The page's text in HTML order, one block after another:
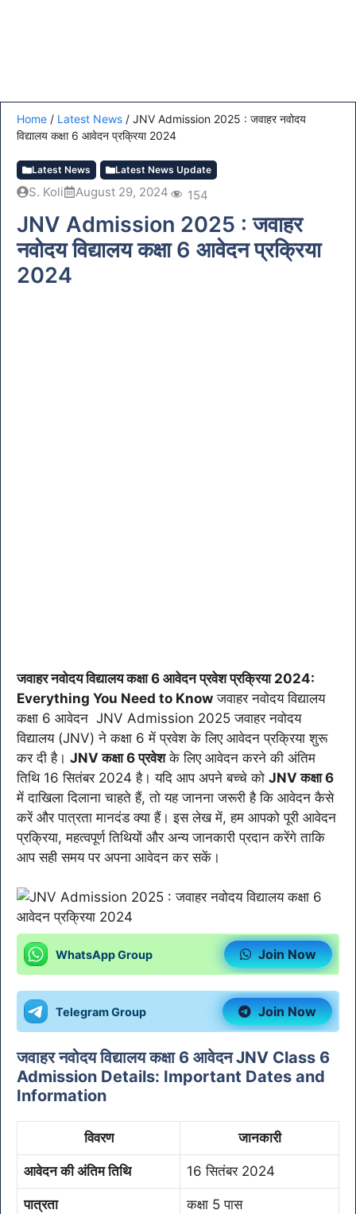
Home / Latest News / JNV Admission 2025 : जवाहर नवोदय
विद्यालय कक्षा 6 आवेदन प्रक्रिया 2024
Latest News Latest News Update
S. Koli August 29, 2024 154
JNV Admission 2025 : जवाहर
नवोदय विद्यालय कक्षा 6 आवेदन प्रक्रिया
2024
जवाहर नवोदय विद्यालय कक्षा 6 आवेदनप्रवेशप्रक्रिया 2024:
Everything You Need to Know जवाहर नवोदय विद्यालय
कक्षा 6 आवेदन JNV Admission 2025 जवाहर नवोदय
विद्यालय (JNV) ने कक्षा 6 में प्रवेश के लिए आवेदन प्रक्रिया शुरू
कर दी है। JNV कक्षा 6 प्रवेशके लिए आवेदन करने की अंतिम
तिथि 16 सितंबर 2024 है। यदि आप अपने बच्चे को JNV कक्षा 6
में दाखिला दिलाना चाहते हैं, तो यह जानना जरूरी है कि आवेदन कैसे
करें और पात्रता मानदंड क्या हैं। इस लेख में, हम आपको पूरी आवेदन
प्रक्रिया, महत्वपूर्ण तिथियों और अन्य जानकारी प्रदान करेंगे ताकि
आप सही समय पर अपना आवेदन कर सकें।
WhatsApp Group Join Now
Telegram Group Join Now
जवाहर नवोदय विद्यालय कक्षा 6 आवेदन JNV Class 6
Admission Details: Important Dates and
Information
विवरण जानकारी
आवेदन की अंतिम तिथि 16 सितंबर 2024
पात्रता कक्षा 5 पास